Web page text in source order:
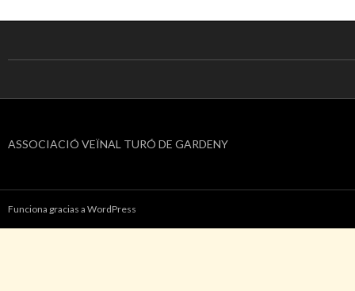
ASSOCIACIÓ VEÏNAL TURÓ DE GARDENY
Funciona gracias a WordPress